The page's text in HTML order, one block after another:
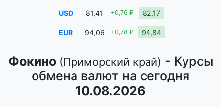
Фокино (Приморский край) - Курсы
обмена валют на сегодня
10.08.2026
USD 81,41 +0,76 ₽ 82,17
EUR 94,06 +0,78 ₽ 94,84